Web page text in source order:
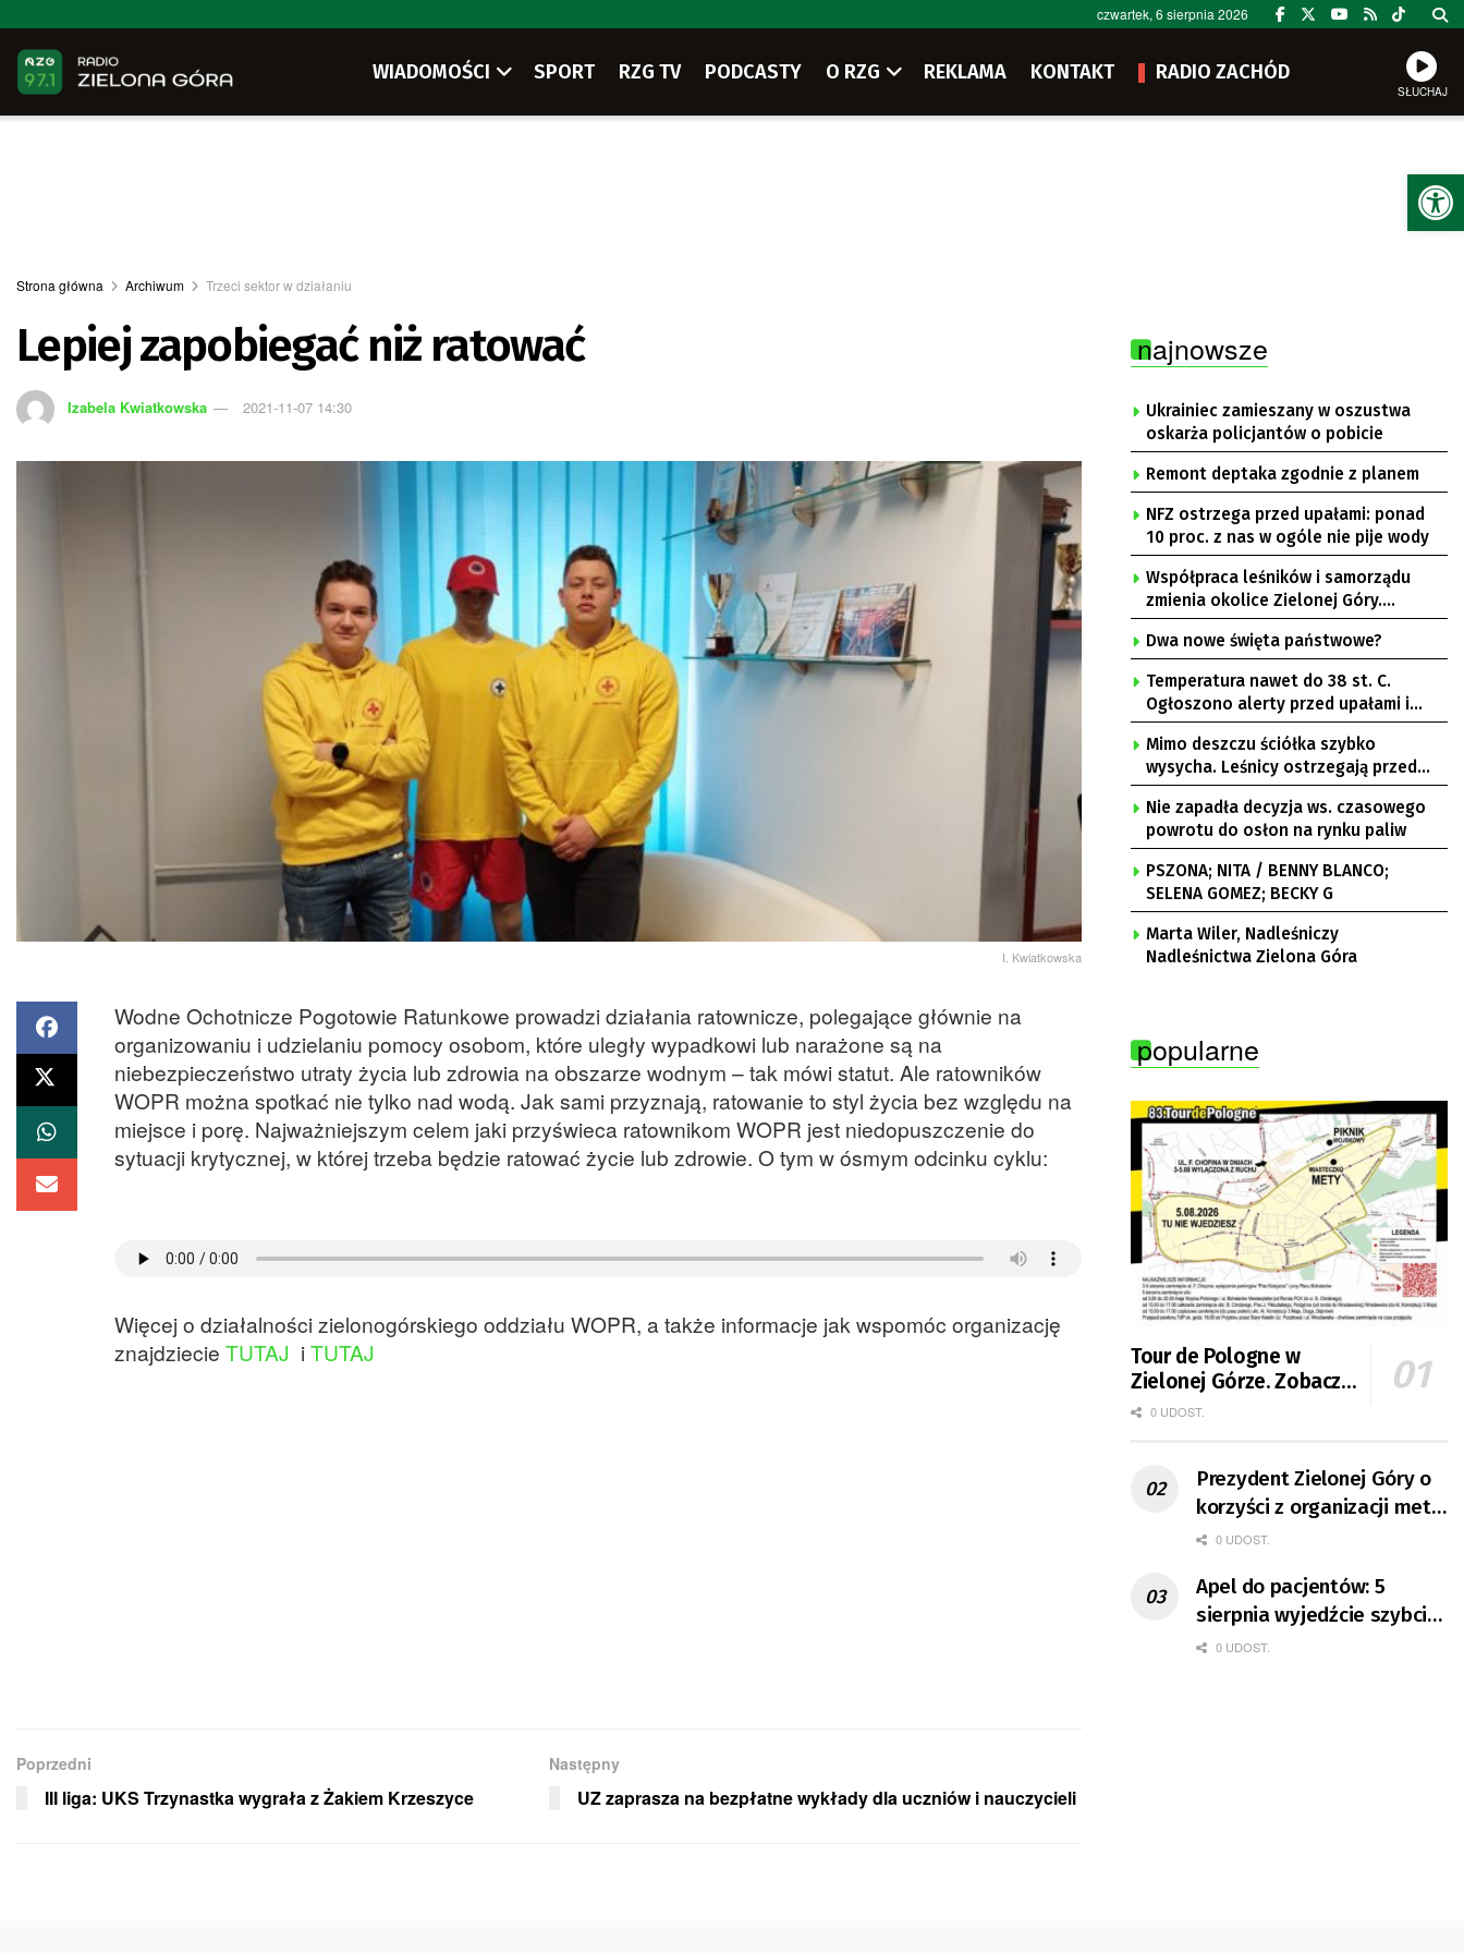
czwartek, 6 sierpnia 2026
WIADOMOŚCI SPORT RZG TV PODCASTY O RZG REKLAMA KONTAKT RADIO ZACHÓD
SŁUCHAJ
Strona główna Archiwum Trzeci sektor w działaniu
Lepiej zapobiegać niż ratować
Izabela Kwiatkowska 2021-11-07 14:30
I. Kwiatkowska
Wodne Ochotnicze Pogotowie Ratunkowe prowadzi działania ratownicze, polegające głównie na
organizowaniu i udzielaniu pomocy osobom, które uległy wypadkowi lub narażone są na
niebezpieczeństwo utraty życia lub zdrowia na obszarze wodnym – tak mówi statut. Ale ratowników
WOPR można spotkać nie tylko nad wodą. Jak sami przyznają, ratowanie to styl życia bez względu na
miejsce i porę. Najważniejszym celem jaki przyświeca ratownikom WOPR jest niedopuszczenie do
sytuacji krytycznej, w której trzeba będzie ratować życie lub zdrowie. O tym w ósmym odcinku cyklu:
Więcej o działalności zielonogórskiego oddziału WOPR, a także informacje jak wspomóc organizację
znajdziecie TUTAJ iTUTAJ
Poprzedni
III liga: UKS Trzynastka wygrała z Żakiem Krzeszyce
Następny
UZ zaprasza na bezpłatne wykłady dla uczniów i nauczycieli
najnowsze
Ukrainiec zamieszany w oszustwa
oskarża policjantów o pobicie
Remont deptaka zgodnie z planem
NFZ ostrzega przed upałami: ponad
10 proc. z nas w ogóle nie pije wody
Współpraca leśników i samorządu
zmienia okolice Zielonej Góry.
Powstają nowe ścieżki rowerowe
Dwa nowe święta państwowe?
Temperatura nawet do 38 st. C.
Ogłoszono alerty przed upałami i
burzami
Mimo deszczu ściółka szybko
wysycha. Leśnicy ostrzegają przed
pożarami
Nie zapadła decyzja ws. czasowego
powrotu do osłon na rynku paliw
PSZONA; NITA / BENNY BLANCO;
SELENA GOMEZ; BECKY G
Marta Wiler, Nadleśniczy
Nadleśnictwa Zielona Góra
popularne
Tour de Pologne w
Zielonej Górze. Zobacz
zmiany w organizacji
0 UDOST.
Prezydent Zielonej Góry o
korzyści z organizacji mety
Tour de Pologne
0 UDOST.
Apel do pacjentów: 5
sierpnia wyjedźcie szybciej
z domów
0 UDOST.